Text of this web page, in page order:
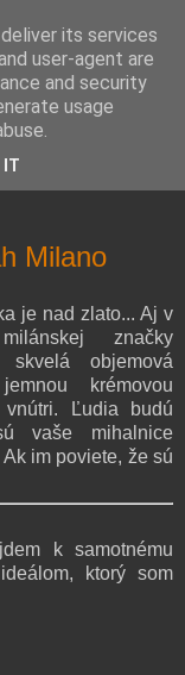
Milano
je nad zlato... Aj v
značky
objemová
krémovou
Ľudia budú
vaše mihalnice
im poviete, že sú
k samotnému
ktorý som
its services
user-agent are
and security
usage
IT